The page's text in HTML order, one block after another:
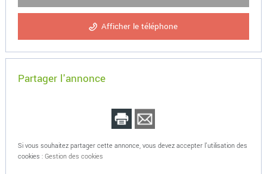
Afficher le téléphone
Partager l'annonce
Si vous souhaitez partager cette annonce, vous devez accepter l'utilisation des
cookies : Gestion des cookies